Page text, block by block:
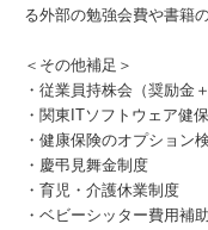
る外部の勉強会費や書籍
＜その他補足＞
・従業員持株会（奨励金＋
・関東ITソフトウェア健
・健康保険のオプション
・慶弔見舞金制度
・育児・介護休業制度
・ベビーシッター費用補助